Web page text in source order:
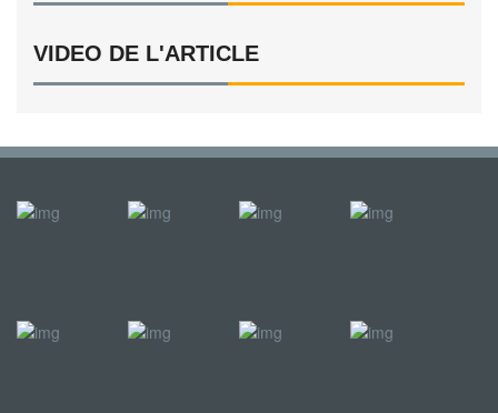
VIDEO DE L'ARTICLE